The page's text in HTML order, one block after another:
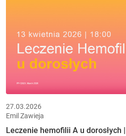
27.03.2026
Emil Zawieja
Leczenie hemofilii A u dorosłych